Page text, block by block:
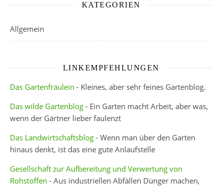
KATEGORIEN
Allgemein
LINKEMPFEHLUNGEN
Das Gartenfräulein - Kleines, aber sehr feines Gartenblog.
Das wilde Gartenblog - Ein Garten macht Arbeit, aber was,
wenn der Gärtner lieber faulenzt
Das Landwirtschaftsblog - Wenn man über den Garten
hinaus denkt, ist das eine gute Anlaufstelle
Gesellschaft zur Aufbereitung und Verwertung von
Rohstoffen - Aus industriellen Abfällen Dünger machen,